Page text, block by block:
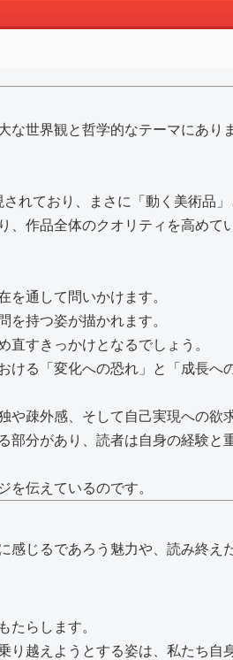
世界観と哲学的なテーマにありま
れており、まさに「動く美術品」
作品全体のクオリティを高めてい
通して問いかけます。
持つ姿が描かれます。
すきっかけとなるでしょう。
る「変化への恐れ」と「成長へ
疎外感、そして自己実現への欲
分があり、読者は自身の経験と
伝えているのです。
じるであろう魅力や、読み終え
らします。
越えようとする姿は、私たち自